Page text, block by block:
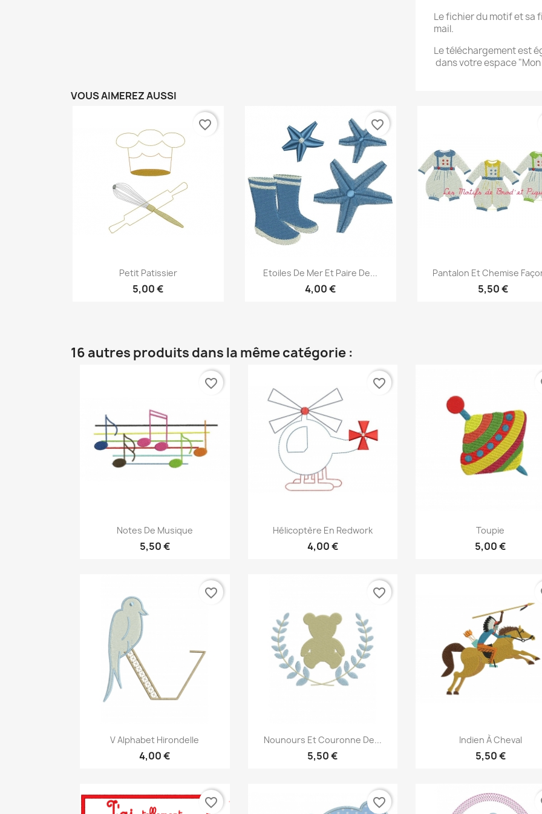
Le fichier du motif et sa
mail.
Le téléchargement est
dans votre espace
VOUS AIMEREZ AUSSI
Aperçu rapide
Petit Patissier
5,00 €
favorite_border
 Aperçu rapide
Etoiles De Mer Et Paire De...
4,00 €
favorite_border
Aperçu rapide
Pantalon Et Chemise
5,50 €
16 autres produits dans la même catégorie :
Aperçu rapide
Notes De Musique
5,50 €
favorite_border
Aperçu rapide
Hélicoptère En Redwork
4,00 €
favorite_border
Aperçu rapide
Toupie
5,00 €
Aperçu rapide
V Alphabet Hirondelle
4,00 €
favorite_border
Aperçu rapide
Nounours Et Couronne De...
5,50 €
favorite_border
Aperçu rapide
Indien À Cheval
5,50 €
favorite_border favorite_border